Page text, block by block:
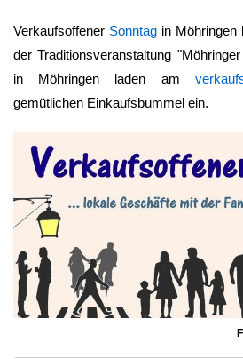
Verkaufsoffener Sonntag in Möhringen
der Traditionsveranstaltung
in Möhringen laden am
gemütlichen Einkaufsbummel ein.